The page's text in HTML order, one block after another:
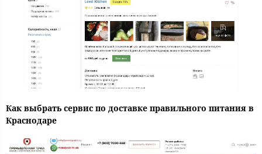
Как выбрать сервис по доставке правильного питания в
Краснодаре